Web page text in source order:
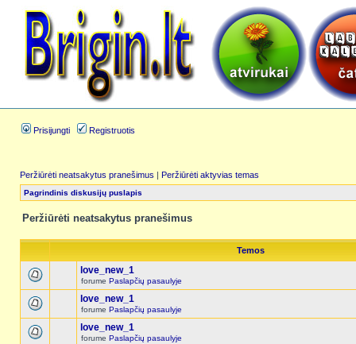
Prisijungti Registruotis
Peržiūrėti neatsakytus pranešimus | Peržiūrėti aktyvias temas
Pagrindinis diskusijų puslapis
Peržiūrėti neatsakytus pranešimus
Temos
love_new_1
forume Paslapčių pasaulyje
love_new_1
forume Paslapčių pasaulyje
love_new_1
forume Paslapčių pasaulyje